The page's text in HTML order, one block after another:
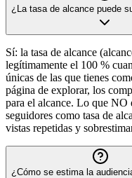
¿La tasa de alcance puede
Sí: la tasa de alcance
legítimamente el 100 %
únicas de las que tienes
página de explorar, los
para el alcance. Lo que NO
seguidores como tasa de
vistas repetidas y
¿Cómo se estima la